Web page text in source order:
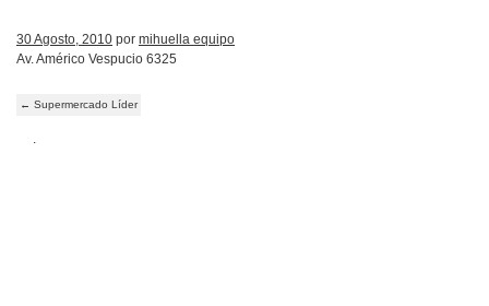
30 Agosto, 2010 por mihuella equipo
Av. Américo Vespucio 6325
← Supermercado Líder
.